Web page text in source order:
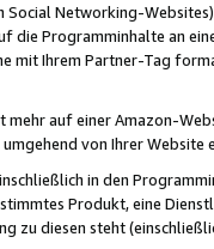
Networking-
die Programminhalte an
mit Ihrem Partner-Tag
mehr auf einer Amazon-
von Ihrer
in den
Produkt, eine
zu diesen steht